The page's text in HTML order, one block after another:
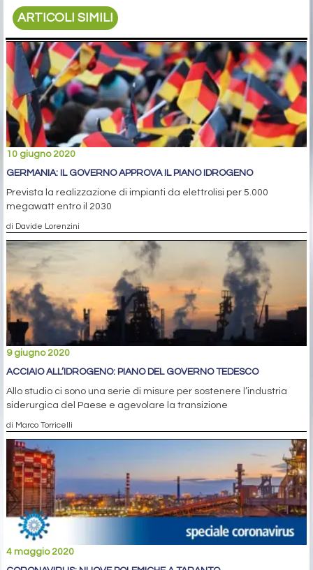
ARTICOLI SIMILI
10 giugno 2020
GERMANIA: IL GOVERNO APPROVA IL PIANO IDROGENO
Prevista la realizzazione di impianti da elettrolisi per 5.000
megawatt entro il 2030
di Davide Lorenzini
9 giugno 2020
ACCIAIO ALL’IDROGENO: PIANO DEL GOVERNO TEDESCO
Allo studio ci sono una serie di misure per sostenere l’industria
siderurgica del Paese e agevolare la transizione
di Marco Torricelli
4 maggio 2020